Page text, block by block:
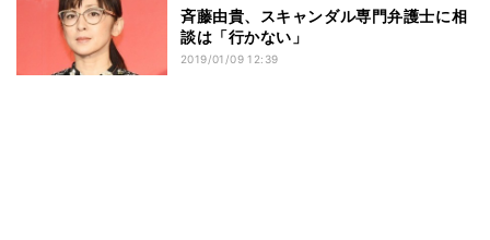
斉藤由貴、スキャンダル専門弁護士に相
談は「行かない」
2019/01/09 12:39